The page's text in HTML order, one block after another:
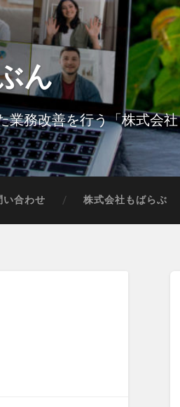
ん
業務改善を行う「株式会
い合わせ 株式会社もばらぶ